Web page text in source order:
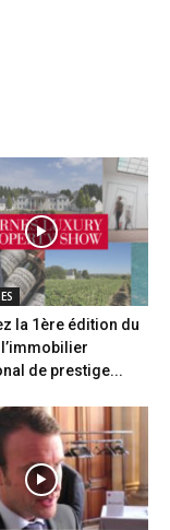
la 1ère édition du
de prestige...